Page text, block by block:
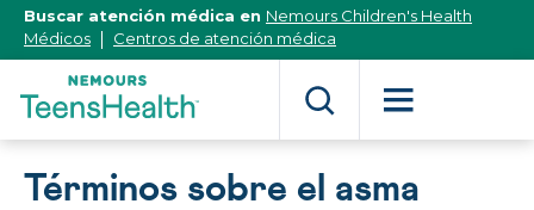
[Skip
Content]
Buscar atención médica en Nemours Children's Health
Médicos
Centros de atención médica
Términos sobre el asma